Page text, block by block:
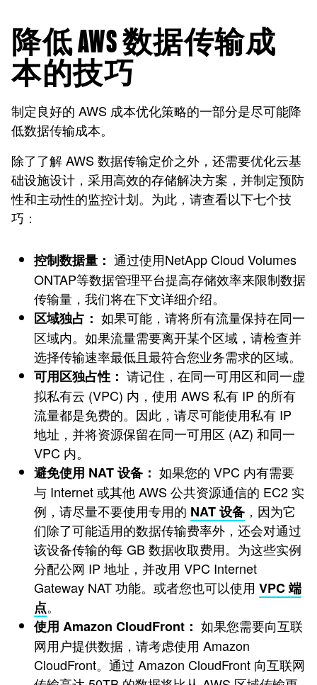
降低 AWS 数据传输成
本的技巧
制定良好的 AWS 成本优化策略的一部分是尽可能降
低数据传输成本。
除了了解 AWS 数据传输定价之外，还需要优化云基
础设施设计，采用高效的存储解决方案，并制定预防
性和主动性的监控计划。为此，请查看以下七个技
巧：
控制数据量： 通过使用NetApp Cloud Volumes
ONTAP等数据管理平台提高存储效率来限制数据
传输量，我们将在下文详细介绍。
区域独占： 如果可能，请将所有流量保持在同一
区域内。如果流量需要离开某个区域，请检查并
选择传输速率最低且最符合您业务需求的区域。
可用区独占性： 请记住，在同一可用区和同一虚
拟私有云 (VPC) 内，使用 AWS 私有 IP 的所有
流量都是免费的。因此，请尽可能使用私有 IP
地址，并将资源保留在同一可用区 (AZ) 和同一
VPC 内。
避免使用 NAT 设备： 如果您的 VPC 内有需要
与 Internet 或其他 AWS 公共资源通信的 EC2 实
例，请尽量不要使用专用的 NAT 设备 ，因为它
们除了可能适用的数据传输费率外，还会对通过
该设备传输的每 GB 数据收取费用。为这些实例
分配公网 IP 地址，并改用 VPC Internet
Gateway NAT 功能。或者您也可以使用 VPC 端
点。
使用 Amazon CloudFront： 如果您需要向互联
网用户提供数据，请考虑使用 Amazon
CloudFront。通过 Amazon CloudFront 向互联网